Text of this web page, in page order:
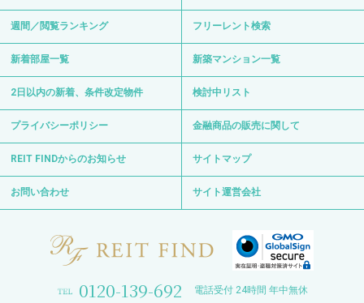
週間／閲覧ランキング フリーレント検索
新着部屋一覧 新築マンション一覧
2日以内の新着、条件改定物件 検討中リスト
プライバシーポリシー 金融商品の販売に関して
REIT FINDからのお知らせ サイトマップ
お問い合わせ サイト運営会社
0120-139-692 電話受付 24時間 年中無休